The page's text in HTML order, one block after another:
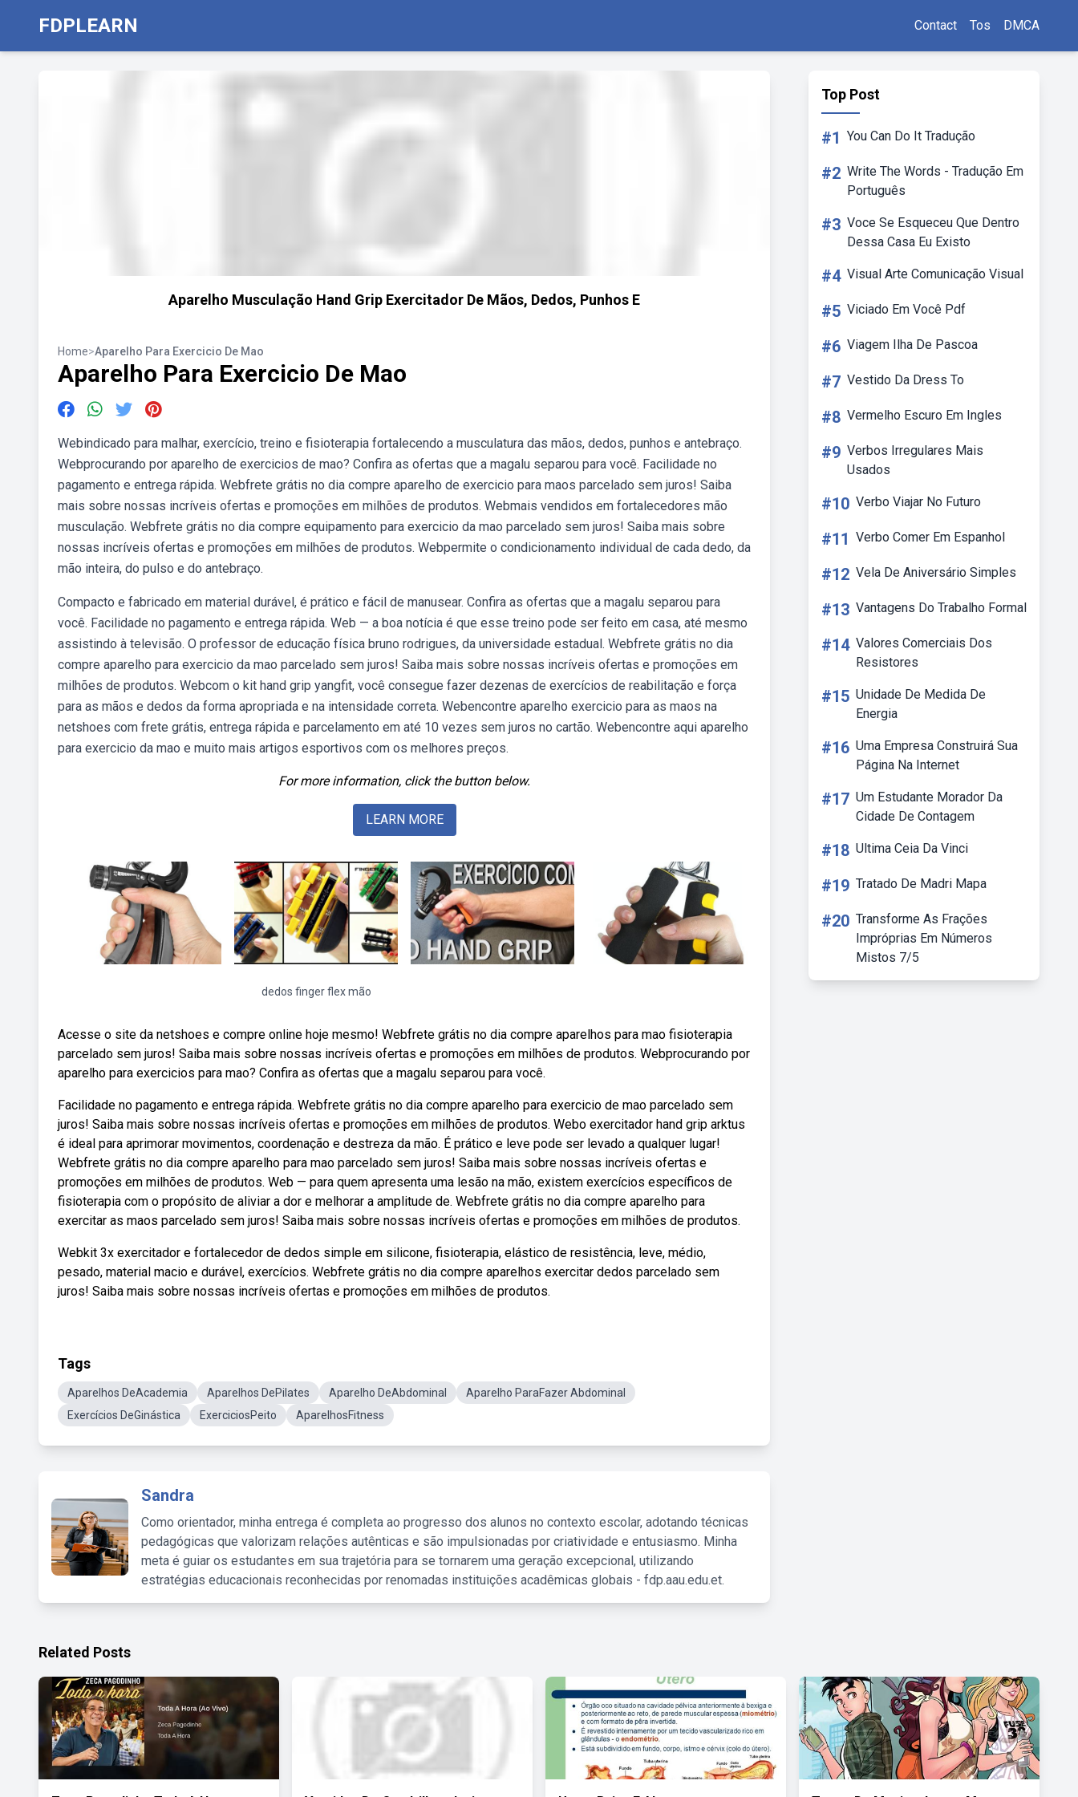
FDPLEARN Contact Tos DMCA
Aparelho Musculação Hand Grip Exercitador De Mãos, Dedos, Punhos E
Home>Aparelho Para Exercicio De Mao
Aparelho Para Exercicio De Mao
Webindicado para malhar, exercício, treino e fisioterapia fortalecendo a musculatura das mãos, dedos, punhos e antebraço.
Webprocurando por aparelho de exercicios de mao? Confira as ofertas que a magalu separou para você. Facilidade no
pagamento e entrega rápida. Webfrete grátis no dia compre aparelho de exercicio para maos parcelado sem juros! Saiba
mais sobre nossas incríveis ofertas e promoções em milhões de produtos. Webmais vendidos em fortalecedores mão
musculação. Webfrete grátis no dia compre equipamento para exercicio da mao parcelado sem juros! Saiba mais sobre
nossas incríveis ofertas e promoções em milhões de produtos. Webpermite o condicionamento individual de cada dedo, da
mão inteira, do pulso e do antebraço.
Compacto e fabricado em material durável, é prático e fácil de manusear. Confira as ofertas que a magalu separou para
você. Facilidade no pagamento e entrega rápida. Web — a boa notícia é que esse treino pode ser feito em casa, até mesmo
assistindo à televisão. O professor de educação física bruno rodrigues, da universidade estadual. Webfrete grátis no dia
compre aparelho para exercicio da mao parcelado sem juros! Saiba mais sobre nossas incríveis ofertas e promoções em
milhões de produtos. Webcom o kit hand grip yangfit, você consegue fazer dezenas de exercícios de reabilitação e força
para as mãos e dedos da forma apropriada e na intensidade correta. Webencontre aparelho exercicio para as maos na
netshoes com frete grátis, entrega rápida e parcelamento em até 10 vezes sem juros no cartão. Webencontre aqui aparelho
para exercicio da mao e muito mais artigos esportivos com os melhores preços.
For more information, click the button below.
LEARN MORE
dedos finger flex mão
Acesse o site da netshoes e compre online hoje mesmo! Webfrete grátis no dia compre aparelhos para mao fisioterapia
parcelado sem juros! Saiba mais sobre nossas incríveis ofertas e promoções em milhões de produtos. Webprocurando por
aparelho para exercicios para mao? Confira as ofertas que a magalu separou para você.
Facilidade no pagamento e entrega rápida. Webfrete grátis no dia compre aparelho para exercicio de mao parcelado sem
juros! Saiba mais sobre nossas incríveis ofertas e promoções em milhões de produtos. Webo exercitador hand grip arktus
é ideal para aprimorar movimentos, coordenação e destreza da mão. É prático e leve pode ser levado a qualquer lugar!
Webfrete grátis no dia compre aparelho para mao parcelado sem juros! Saiba mais sobre nossas incríveis ofertas e
promoções em milhões de produtos. Web — para quem apresenta uma lesão na mão, existem exercícios específicos de
fisioterapia com o propósito de aliviar a dor e melhorar a amplitude de. Webfrete grátis no dia compre aparelho para
exercitar as maos parcelado sem juros! Saiba mais sobre nossas incríveis ofertas e promoções em milhões de produtos.
Webkit 3x exercitador e fortalecedor de dedos simple em silicone, fisioterapia, elástico de resistência, leve, médio,
pesado, material macio e durável, exercícios. Webfrete grátis no dia compre aparelhos exercitar dedos parcelado sem
juros! Saiba mais sobre nossas incríveis ofertas e promoções em milhões de produtos.
Tags
Aparelhos DeAcademia Aparelhos DePilates Aparelho DeAbdominal
Aparelho ParaFazer Abdominal
Exercícios DeGinástica
ExerciciosPeito AparelhosFitness
Sandra
Como orientador, minha entrega é completa ao progresso dos alunos no contexto escolar, adotando técnicas
pedagógicas que valorizam relações autênticas e são impulsionadas por criatividade e entusiasmo. Minha
meta é guiar os estudantes em sua trajetória para se tornarem uma geração excepcional, utilizando
estratégias educacionais reconhecidas por renomadas instituições acadêmicas globais - fdp.aau.edu.et.
Top Post
#1 You Can Do It Tradução
#2 Write The Words - Tradução Em
Português
#3 Voce Se Esqueceu Que Dentro
Dessa Casa Eu Existo
#4 Visual Arte Comunicação Visual
#5 Viciado Em Você Pdf
#6 Viagem Ilha De Pascoa
#7 Vestido Da Dress To
#8 Vermelho Escuro Em Ingles
#9 Verbos Irregulares Mais
Usados
#10 Verbo Viajar No Futuro
#11 Verbo Comer Em Espanhol
#12 Vela De Aniversário Simples
#13 Vantagens Do Trabalho Formal
#14 Valores Comerciais Dos
Resistores
#15 Unidade De Medida De
Energia
#16 Uma Empresa Construirá Sua
Página Na Internet
#17 Um Estudante Morador Da
Cidade De Contagem
#18 Ultima Ceia Da Vinci
#19 Tratado De Madri Mapa
#20 Transforme As Frações
Impróprias Em Números
Mistos 7/5
Related Posts